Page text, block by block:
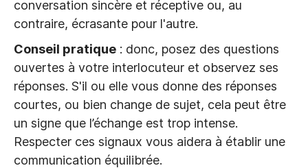
conversation sincère et réceptive ou, au
contraire, écrasante pour l'autre.
Conseil pratique : donc, posez des questions
ouvertes à votre interlocuteur et observez ses
réponses. S'il ou elle vous donne des réponses
courtes, ou bien change de sujet, cela peut être
un signe que l’échange est trop intense.
Respecter ces signaux vous aidera à établir une
communication équilibrée.